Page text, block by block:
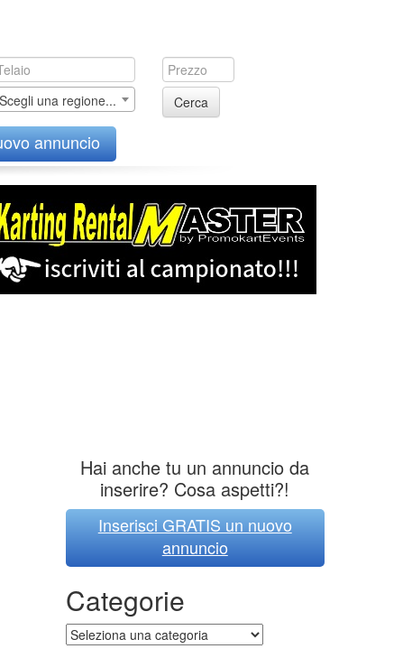
Scegli una regione... Cerca
annuncio
Hai anche tu un annuncio da
inserire? Cosa aspetti?!
Inserisci GRATIS un nuovo
annuncio
Categorie
Categorie